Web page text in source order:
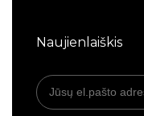
Naujienlaiškis